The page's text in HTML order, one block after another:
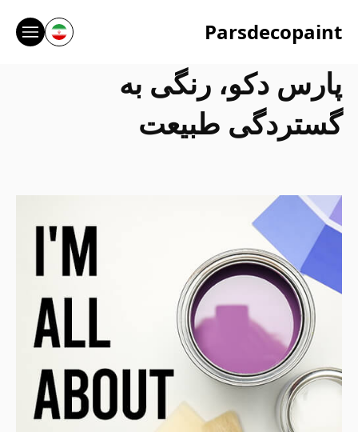
Parsdecopaint
پارس دکو، رنگی به
گستردگی طبیعت